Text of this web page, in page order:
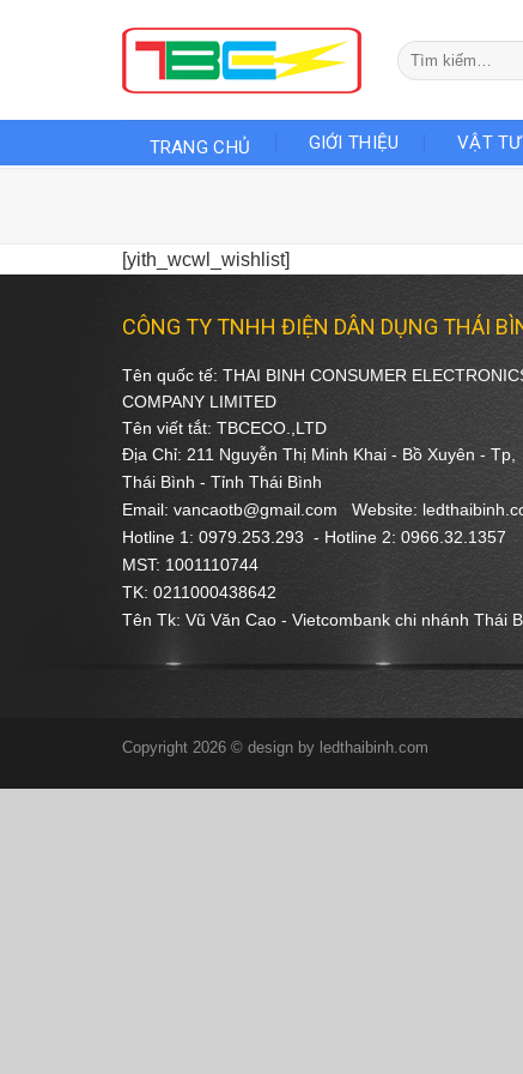
Tìm
kiếm:
TRANG CHỦ GIỚI THIỆU VẬT TƯ
[yith_wcwl_wishlist]
CÔNG TY TNHH ĐIỆN DÂN DỤNG THÁI
Tên quốc tế: THAI BINH CONSUMER
COMPANY LIMITED
Tên viết tắt: TBCECO.,LTD
Địa Chỉ: 211 Nguyễn Thị Minh Khai - Bồ Xuyên - Tp,
Thái Bình - Tỉnh Thái Bình
Email: vancaotb@gmail.com Website:
Hotline 1: 0979.253.293 - Hotline 2: 0966.32.1357
MST: 1001110744
TK: 0211000438642
Tên Tk: Vũ Văn Cao - Vietcombank chi nhánh Thái
Copyright 2026 © design by ledthaibinh.com